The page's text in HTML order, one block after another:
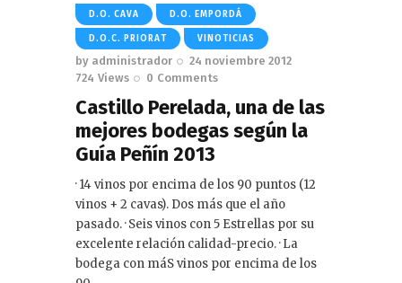
D.O. CAVA D.O. EMPORDÁ
D.O.C. PRIORAT VINOTICIAS
by administrador
24 noviembre 2012
724 Views 0 Comments
Castillo Perelada, una de las
mejores bodegas según la
Guía Peñín 2013
· 14 vinos por encima de los 90 puntos (12
vinos + 2 cavas). Dos más que el año
pasado. · Seis vinos con 5 Estrellas por su
excelente relación calidad-precio. · La
bodega con máS vinos por encima de los